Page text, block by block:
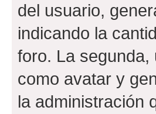
del usuario,
indicando la
foro. La
como avatar y
la administración